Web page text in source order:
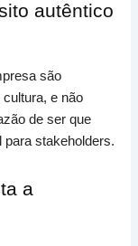
autêntico
são
e não
de ser que
para stakeholders.
a